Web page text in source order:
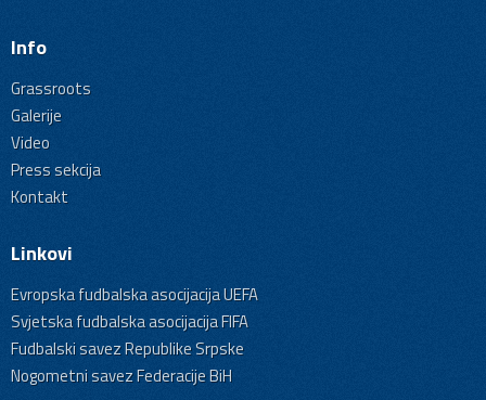
Info
Grassroots
Galerije
Video
Press sekcija
Kontakt
Linkovi
Evropska fudbalska asocijacija UEFA
Svjetska fudbalska asocijacija FIFA
Fudbalski savez Republike Srpske
Nogometni savez Federacije BiH